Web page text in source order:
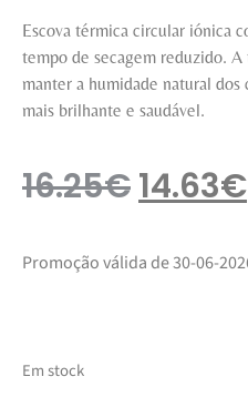
Escova térmica circular iónica
tempo de secagem reduzido.
manter a humidade natural
mais brilhante e saudável.
16.25€14.63€
Promoção válida de 30-06-
Em stock